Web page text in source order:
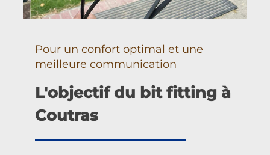
Pour un confort optimal et une
meilleure communication
L'objectif du bit fitting à
Coutras